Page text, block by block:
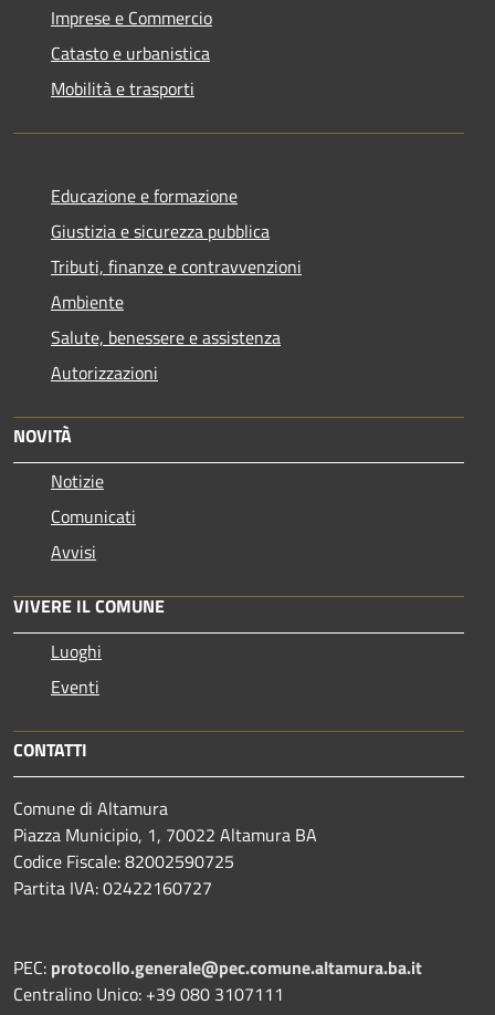
Imprese e Commercio
Catasto e urbanistica
Mobilità e trasporti
Educazione e formazione
Giustizia e sicurezza pubblica
Tributi, finanze e contravvenzioni
Ambiente
Salute, benessere e assistenza
Autorizzazioni
NOVITÀ
Notizie
Comunicati
Avvisi
VIVERE IL COMUNE
Luoghi
Eventi
CONTATTI
Comune di Altamura
Piazza Municipio, 1, 70022 Altamura BA
Codice Fiscale: 82002590725
Partita IVA: 02422160727
PEC: protocollo.generale@pec.comune.altamura.ba.it
Centralino Unico: +39 080 3107111